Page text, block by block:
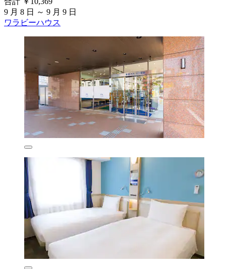
9 月 8 日 ～ 9 月 9 日
ワラビーハウス